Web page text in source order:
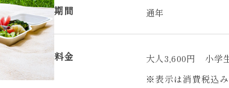
期間 通年
料金
大人3,600円 小学
※表示は消費税込み